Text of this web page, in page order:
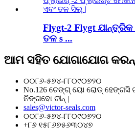
Flygt-2 Flygt
ତଳ s ...
ଆମ ସହିତ ଯୋଗାଯୋଗ
୦୦୮୬-୫୭୪-୮୮୦୯୦୭୨୦
No.126 ଚେଙ୍ଗ୍ ୟୋ ରୋଡ୍ ହେଙ୍ଗସି
ନିଙ୍ଗବୋ ଚୀନ୍ |
sales@victor-seals.com
୦୦୮୬-୫୭୪-୮୮୦୯୦୭୨୦
+୮୬ ୧୫୮୬୭୫୬୩୦୪୭